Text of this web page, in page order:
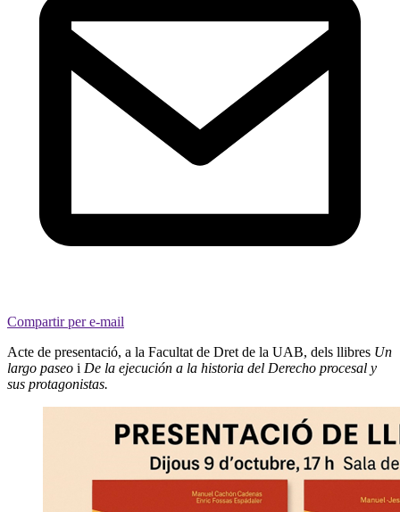
Compartir per e-mail
Acte de presentació, a la Facultat de Dret de la UAB, dels llibres Un
largo paseo i De la ejecución a la historia del Derecho procesal y
sus protagonistas.